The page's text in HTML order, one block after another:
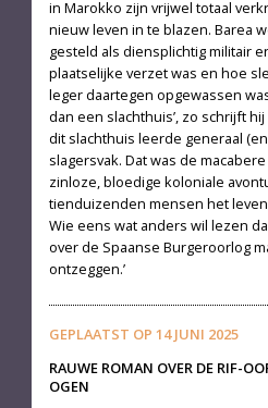
in Marokko zijn vrijwel totaal
nieuw leven in te blazen. Barea
gesteld als diensplichtig militair
plaatselijke verzet was en hoe
leger daartegen opgewassen
dan een slachthuis’, zo schrijft
dit slachthuis leerde generaal
slagersvak. Dat was de
zinloze, bloedige koloniale
tienduizenden mensen het
Wie eens wat anders wil lezen
over de Spaanse Burgeroorlog
ontzeggen.’
GEPLAATST OP 14 JUNI 2025
RAUWE ROMAN OVER DE RIF-
OGEN